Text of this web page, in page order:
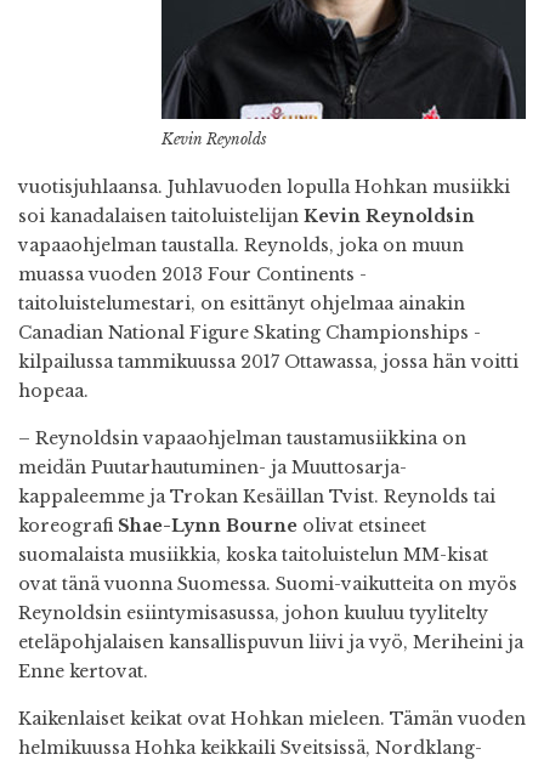
Kevin Reynolds
vuotisjuhlaansa. Juhlavuoden lopulla Hohkan musiikki
soi kanadalaisen taitoluistelijan Kevin Reynoldsin
vapaaohjelman taustalla. Reynolds, joka on muun
muassa vuoden 2013 Four Continents -
taitoluistelumestari, on esittänyt ohjelmaa ainakin
Canadian National Figure Skating Championships -
kilpailussa tammikuussa 2017 Ottawassa, jossa hän voitti
hopeaa.
– Reynoldsin vapaaohjelman taustamusiikkina on
meidän Puutarhautuminen- ja Muuttosarja-
kappaleemme ja Trokan Kesäillan Tvist. Reynolds tai
koreografi Shae-Lynn Bourne olivat etsineet
suomalaista musiikkia, koska taitoluistelun MM-kisat
ovat tänä vuonna Suomessa. Suomi-vaikutteita on myös
Reynoldsin esiintymisasussa, johon kuuluu tyylitelty
eteläpohjalaisen kansallispuvun liivi ja vyö, Meriheini ja
Enne kertovat.
Kaikenlaiset keikat ovat Hohkan mieleen. Tämän vuoden
helmikuussa Hohka keikkaili Sveitsissä, Nordklang-